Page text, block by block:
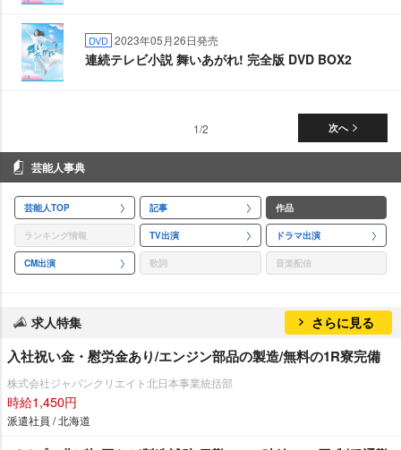
DVD 2023年05月26日発売
連続テレビ小説 舞いあがれ! 完全版 DVD BOX2
次へ
1/2
芸能人事典
芸能人TOP 記事 作品
ランキング情報 TV出演 ドラマ出演
CM出演 歌詞 音楽配信
求人特集 さらに見る
入社祝い金・慰労金あり/エンジン部品の製造/無料の1R寮完備
株式会社ジャパンクリエイト北日本事業統括部
時給1,450円
派遣社員 / 北海道